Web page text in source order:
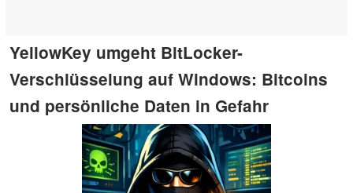
YellowKey umgeht BitLocker-
Verschlüsselung auf Windows: Bitcoins
und persönliche Daten in Gefahr